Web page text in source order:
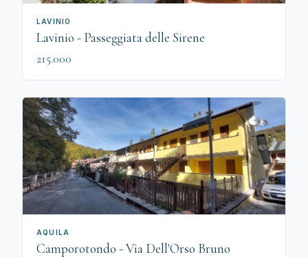
LAVINIO
Lavinio - Passeggiata delle Sirene
215.000
AQUILA
Camporotondo - Via Dell'Orso Bruno